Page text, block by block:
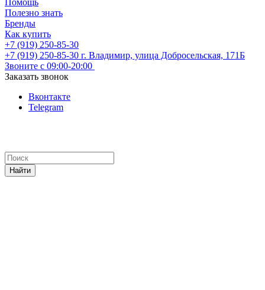
Полезно знать
Бренды
Как купить
+7 (919) 250-85-30
+7 (919) 250-85-30 г. Владимир, улица Добросельская, 171Б
Звоните с 09:00-20:00
Заказать звонок
Вконтакте
Telegram
Найти